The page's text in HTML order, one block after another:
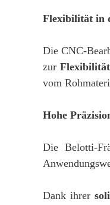
Flexibilität in
Die CNC-
zur
vom
Hohe
Die Belotti-
Dank ihrer